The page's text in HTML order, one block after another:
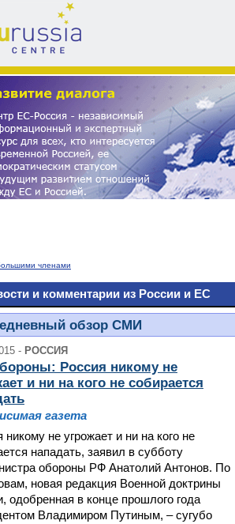
russia
centre
членами
и комментарии из России и ЕС
обзор СМИ
- РОССИЯ
Россия никому не
и ни на кого не собирается
газета
никому не угрожает и ни на кого не
нападать, заявил в субботу
обороны РФ Анатолий Антонов. По
новая редакция Военной доктрины
одобренная в конце прошлого года
Владимиром Путиным, – сугубо